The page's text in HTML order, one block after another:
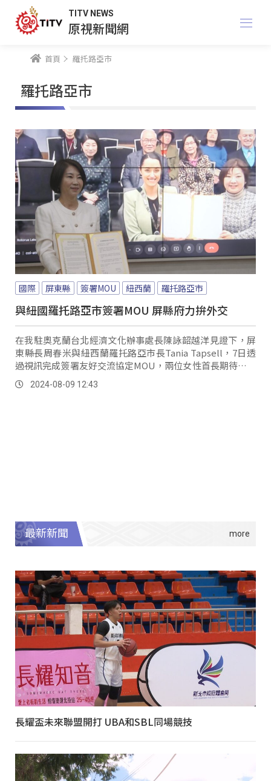
TITV NEWS
原視新聞網
首頁 羅托路亞市
羅托路亞市
國際 屏東縣 簽署MOU 紐西蘭 羅托路亞市
與紐國羅托路亞市簽署MOU 屏縣府力拚外交
在我駐奧克蘭台北經濟文化辦事處長陳詠韶越洋見證下，屏
東縣長周春米與紐西蘭羅托路亞市長Tania Tapsell，7日透
過視訊完成簽署友好交流協定MOU，兩位女性首長期待未來
雙方，針對南島原民文化、城市永續發展、教育等面向，有
更多元、深化的合作。
2024-08-09 12:43
最新新聞
長耀盃未來聯盟開打 UBA和SBL同場競技